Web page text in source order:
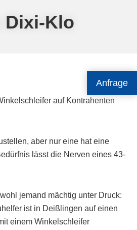
Anfrage
Dixi-Klo
auf Kontrahenten
aber nur eine hat eine
lässt die Nerven eines 43-
jemand mächtig unter Druck:
ist in Deißlingen auf einen
einem Winkelschleifer